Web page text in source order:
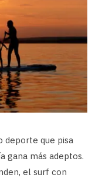
deporte que pisa
gana más adeptos.
el surf con